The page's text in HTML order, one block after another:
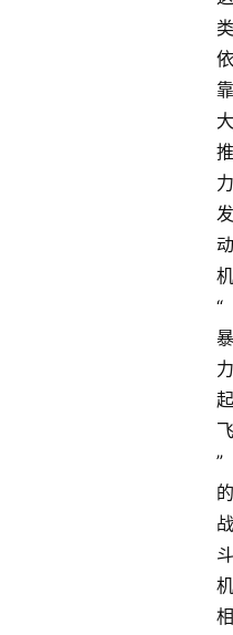
类
依
靠
大
推
力
发
动
机
“
暴
力
起
飞
”
的
战
斗
机
相